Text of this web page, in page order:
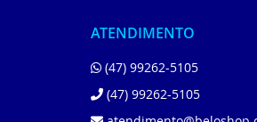
ATENDIMENTO
(47) 99262-5105
(47) 99262-5105